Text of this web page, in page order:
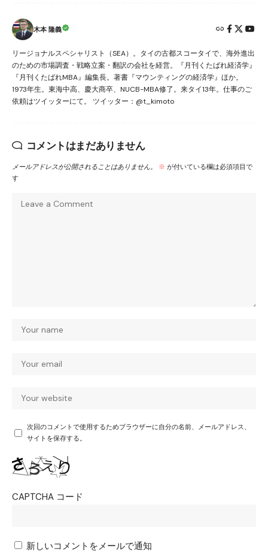
木本 隆義
リージョナルスペシャリスト（SEA）。タイの古都スコータイで、海外進出
のための市場調査・戦略立案・翻訳の会社を経営。『月刊くたばれ経済学』
『月刊くたばれMBA』編集長。著書『マウンティングの経済学』ほか。
1973年生。東海中高、慶大商卒、NUCB-MBA修了。来タイ13年。仕事のご
依頼はツイッターにて。 ツイッター：@t_kimoto
コメントはまだありません
メールアドレスが公開されることはありません。 ※ が付いている欄は必須項目で
す
次回のコメントで使用するためブラウザーに自分の名前、メールアドレス、
サイトを保存する。
CAPTCHA コード
新しいコメントをメールで通知